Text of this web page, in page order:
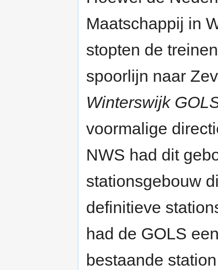
Maatschappij in
stopten de
spoorlijn naar
Winterswijk
voormalige
NWS had dit
stationsgebouw
definitieve
had de GOLS
bestaande